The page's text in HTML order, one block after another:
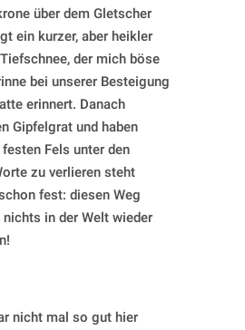
über dem Gletscher
ein kurzer, aber heikler
der mich böse
bei unserer Besteigung
erinnert. Danach
Gipfelgrat und haben
Fels unter den
zu verlieren steht
fest: diesen Weg
in der Welt wieder
nicht mal so gut hier